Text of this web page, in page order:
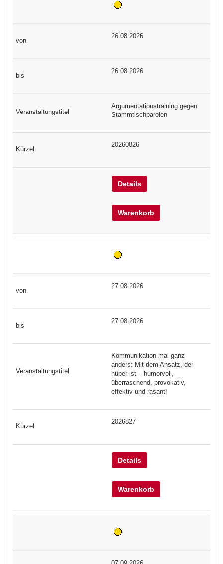
26.08.2026
26.08.2026
Argumentationstraining gegen
Stammtischparolen
20260826
Details
Warenkorb
27.08.2026
27.08.2026
Kommunikation mal ganz
anders: Mit dem Ansatz, der
hüper ist – humorvoll,
überraschend, provokativ,
effektiv und rasant!
2026827
Details
Warenkorb